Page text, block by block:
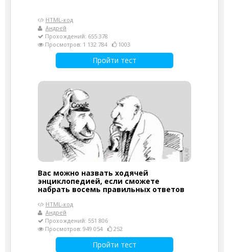
HTML-код
Андрей
Прохождений: 655 378
Просмотров: 1 132 784
1003
Пройти тест
Вас можно назвать ходячей
энциклопедией, если сможете
набрать восемь правильных ответов
HTML-код
Андрей
Прохождений: 551 806
Просмотров: 949 054
252
Пройти тест